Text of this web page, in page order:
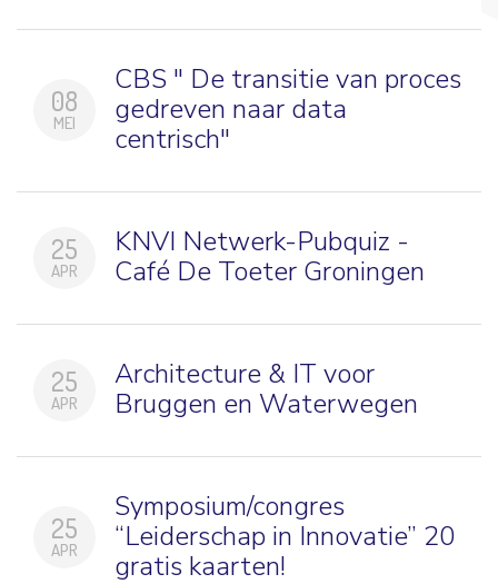
08
MEI
CBS " De transitie van proces
gedreven naar data
centrisch"
25
APR
KNVI Netwerk-Pubquiz -
Café De Toeter Groningen
25
APR
Architecture & IT voor
Bruggen en Waterwegen
25
APR
Symposium/congres
“Leiderschap in Innovatie” 20
gratis kaarten!